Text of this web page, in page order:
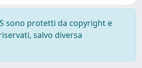
sono protetti da copyright e
salvo diversa